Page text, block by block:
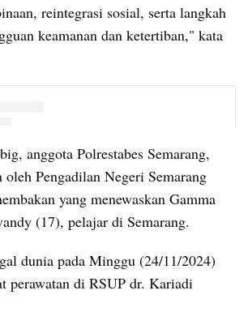
reintegrasi sosial, serta langkah
keamanan dan ketertiban," kata
anggota Polrestabes Semarang,
Pengadilan Negeri Semarang
yang menewaskan Gamma
(17), pelajar di Semarang.
dunia pada Minggu (24/11/2024)
perawatan di RSUP dr. Kariadi